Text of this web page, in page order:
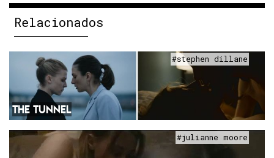
Relacionados
#stephen dillane
THE TUNNEL
#julianne moore